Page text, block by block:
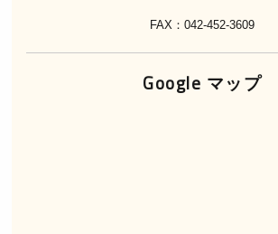
FAX：042-452-3609
Google マップ